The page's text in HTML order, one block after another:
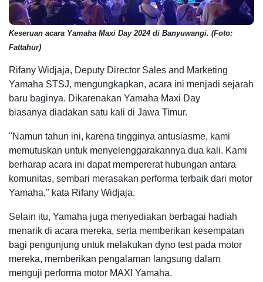
Keseruan acara Yamaha Maxi Day 2024 di Banyuwangi. (Foto:
Fattahur)
Rifany Widjaja, Deputy Director Sales and Marketing
Yamaha STSJ, mengungkapkan, acara ini menjadi sejarah
baru baginya. Dikarenakan Yamaha Maxi Day
biasanya diadakan satu kali di Jawa Timur.
"Namun tahun ini, karena tingginya antusiasme, kami
memutuskan untuk menyelenggarakannya dua kali. Kami
berharap acara ini dapat mempererat hubungan antara
komunitas, sembari merasakan performa terbaik dari motor
Yamaha," kata Rifany Widjaja.
Selain itu, Yamaha juga menyediakan berbagai hadiah
menarik di acara mereka, serta memberikan kesempatan
bagi pengunjung untuk melakukan dyno test pada motor
mereka, memberikan pengalaman langsung dalam
menguji performa motor MAXI Yamaha.